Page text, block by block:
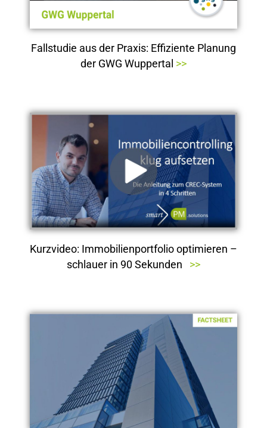
Fallstudie aus der Praxis: Effiziente Planung
der GWG Wuppertal >>
Kurzvideo: Immobilienportfolio optimieren –
schlauer in 90 Sekunden >>